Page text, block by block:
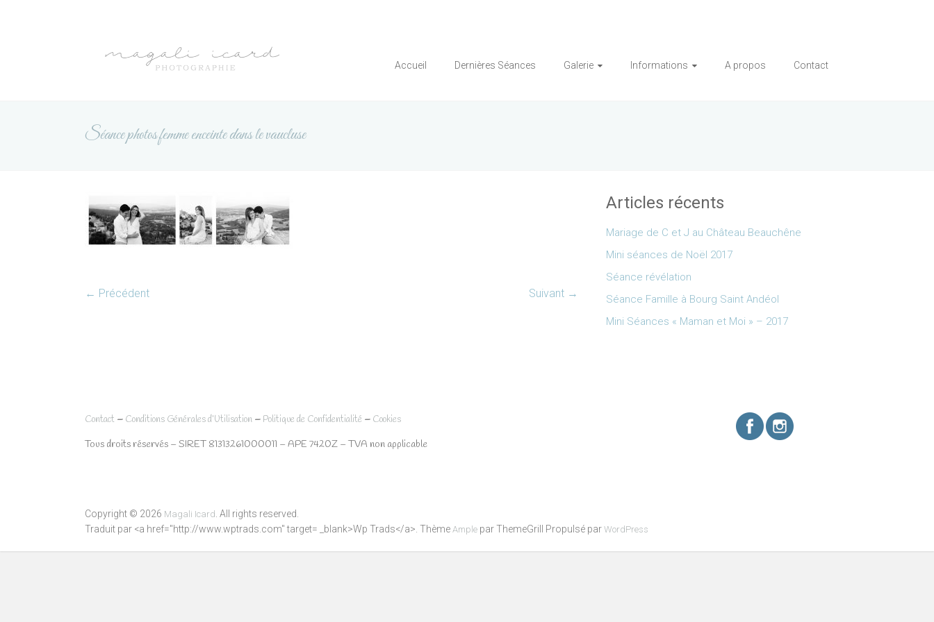
Accueil Dernières Séances Galerie Informations A propos Contact
Séance photos femme enceinte dans le vaucluse
← Précédent Suivant →
Articles récents
Mariage de C et J au Château Beauchêne
Mini séances de Noël 2017
Séance révélation
Séance Famille à Bourg Saint Andéol
Mini Séances « Maman et Moi » – 2017
Contact – Conditions Générales d’Utilisation – Politique de Confidentialité – Cookies
Tous droits réservés – SIRET 81313261000011 – APE 7420Z – TVA non applicable
Copyright © 2026 Magali Icard . All rights reserved.
Traduit par <a href="http://www.wptrads.com" target= _blank>Wp Trads</a>. Thème Ample par ThemeGrill Propulsé par WordPress